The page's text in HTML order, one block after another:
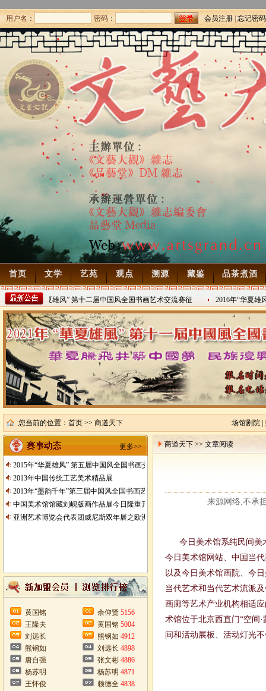
用户名： 密码： 会员注册|忘记密码
首页 文学 艺苑 观点 溯源 藏鉴 品茶煮酒
2022年“华夏雄风” 第十二届中国风全国书画艺术交流赛征
2021/8/15
2016年“华夏雄
2016/8/27
您当前的位置： 首页 >> 商道天下 场馆剧院
更多>>
2015年“华夏雄风” 第五届中国风全国书画交流赛暨纪念抗日战争胜利70周年书画
2013年中国传统工艺美术精品展
2013年“墨韵千年”第三届中国风全国书画艺术交流赛征稿
中国美术馆馆藏刘岘版画作品展今日隆重开展
亚洲艺术博览会代表团威尼斯双年展之欧洲行
黄国铭
王隆夫
刘远长
熊钢如
唐自强
杨苏明
王怀俊
余仰贤 5156
黄国铭 5004
熊钢如 4912
刘远长 4898
张文彬 4886
杨苏明 4871
赖德全 4838
商道天下 >> 文章阅读
来源网络,不承
今日美术馆系纯民间美
今日美术馆网站、中国当
以及今日美术馆画院、今
当代艺术和当代艺术流派
画廊等艺术产业机构相适
术馆位于北京西直门“空间
间和活动展板、活动灯光